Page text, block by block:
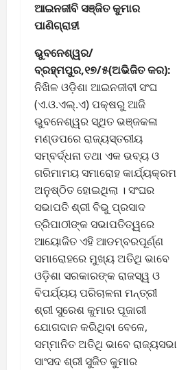
ଆଇନଜୀବି ସଞ୍ଜିତ କୁମାର
ପାଣିଗ୍ରାହୀ
ଭୁବନେଶ୍ୱର/
ବ୍ରହ୍ମପୁର,୧୭/୫(ଅଭିଜିତ କର):
ନିଖିଳ ଓଡ଼ିଶା ଆଇନଜୀବୀ ସଂଘ
(ଏ.ଓ.ଏଲ୍.ଏ) ପକ୍ଷରୁ ଆଜି
ଭୁବନେଶ୍ୱର ସ୍ଥିତ ଭଞ୍ଜକଳା
ମଣ୍ଡପରେ ରାଜ୍ୟସ୍ତରୀୟ
ସମ୍ବର୍ଦ୍ଧନା ତଥା ଏକ ଭବ୍ୟ ଓ
ଗରିମାମୟ ସମାରୋହ କାର୍ଯ୍ୟକ୍ରମ
ଅନୁଷ୍ଠିତ ହୋଇଥିଲା । ସଂଘର
ସଭାପତି ଶ୍ରୀ ବିଭୁ ପ୍ରସାଦ
ତ୍ରିପାଠୀଙ୍କ ସଭାପତିତ୍ୱରେ
ଆୟୋଜିତ ଏହି ଆଡମ୍ବରପୂର୍ଣ୍ଣ
ସମାରୋହରେ ମୁଖ୍ୟ ଅତିଥି ଭାବେ
ଓଡ଼ିଶା ସରକାରଙ୍କ ରାଜସ୍ୱ ଓ
ବିପର୍ଯ୍ୟୟ ପରିଚାଳନା ମନ୍ତ୍ରୀ
ଶ୍ରୀ ସୁରେଶ କୁମାର ପୂଜାରୀ
ଯୋଗଦାନ କରିଥିବା ବେଳେ,
ସମ୍ମାନିତ ଅତିଥି ଭାବେ ରାଜ୍ୟସଭା
ସାଂସଦ ଶ୍ରୀ ସୁଜିତ କୁମାର